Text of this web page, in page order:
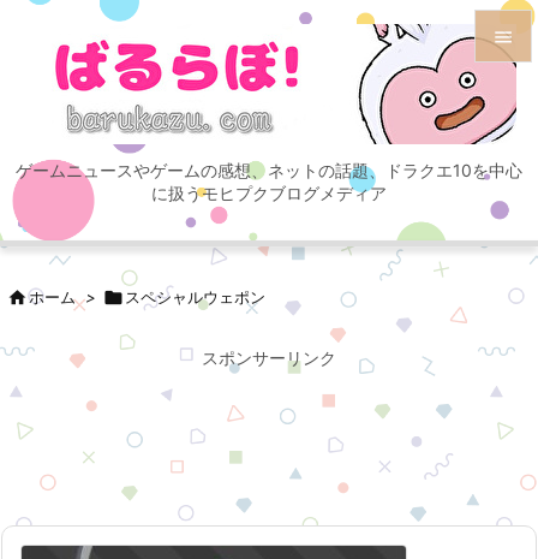
ゲームニュースやゲームの感想、ネットの話題、ドラクエ10を中心
に扱うモヒプクブログメディア

メニュ

サイド

次へ
検索
ホーム >  スペシャルウェポン
スポンサーリンク